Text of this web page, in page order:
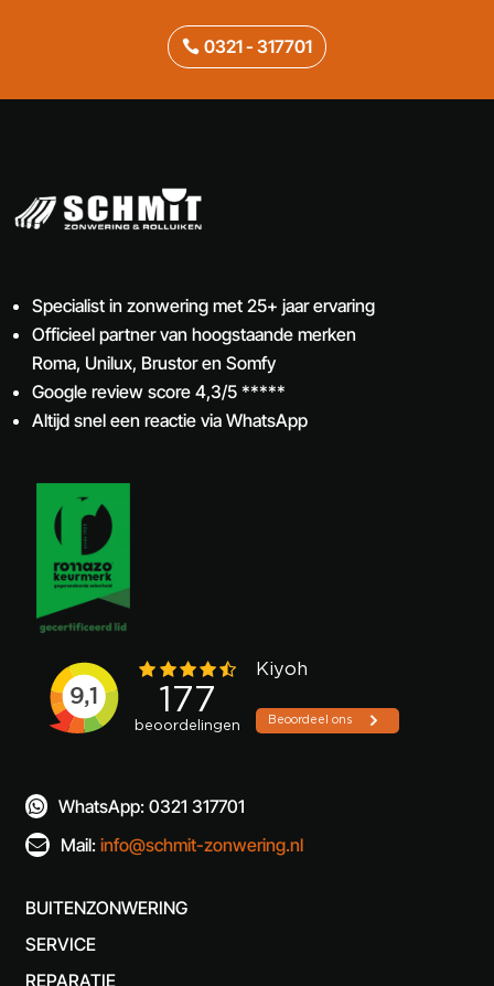
0321 - 317701
Specialist in zonwering met 25+ jaar ervaring
Officieel partner van hoogstaande merken
Roma, Unilux, Brustor en Somfy
Google review score 4,3/5 *****
Altijd snel een reactie via WhatsApp
 WhatsApp: 0321 317701
 Mail:info@schmit-zonwering.nl
BUITENZONWERING
SERVICE
REPARATIE